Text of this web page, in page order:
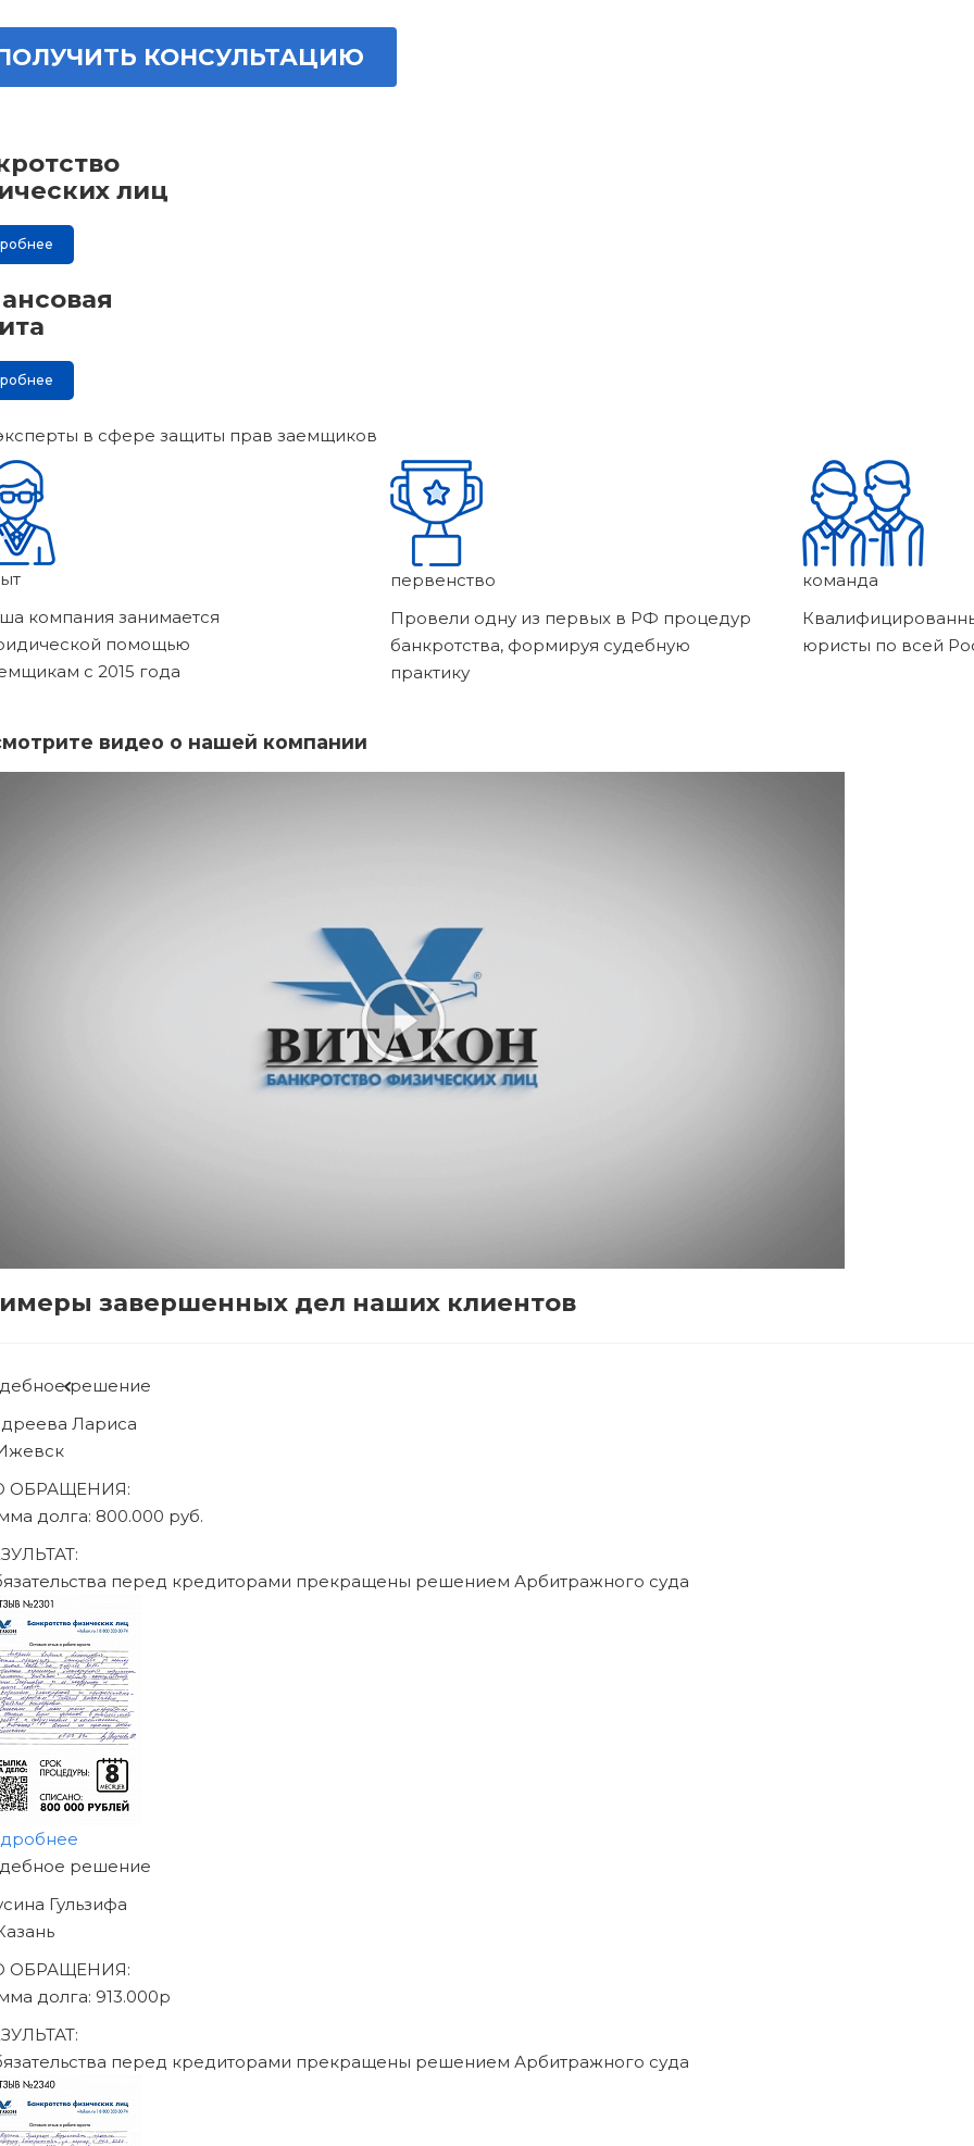
КОНСУЛЬТАЦИЮ
лиц
в сфере защиты прав заемщиков
компания занимается
помощью
с 2015 года
первенство
Провели одну из первых в РФ процедур
банкротства, формируя судебную
практику
команда
юристы по всей
видео о нашей компании
завершенных дел наших клиентов
решение
Людмила
Ижевск
ОБРАЩЕНИЯ:
долга: 470.000 руб.
перед кредиторами прекращены решением Арбитражного суда
ИЗБАВЛЯТЬСЯ
ДОЛГОВ
СЕГОДНЯ!
на консультацию